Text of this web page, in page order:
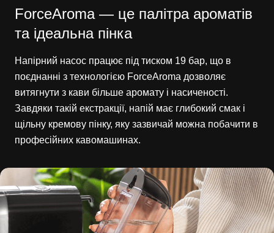
ForceAroma — це палітра ароматів
та ідеальна пінка
Напірний насос працює під тиском 19 бар, що в
поєднанні з технологією ForceAroma дозволяє
витягнути з кави більше аромату і насиченості.
Завдяки такій екстракції, напій має глибокий смак і
щільну кремову пінку, яку зазвичай можна побачити в
професійних кавомашинах.